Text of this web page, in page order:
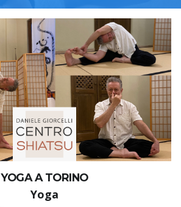
YOGA A TORINO
Yoga